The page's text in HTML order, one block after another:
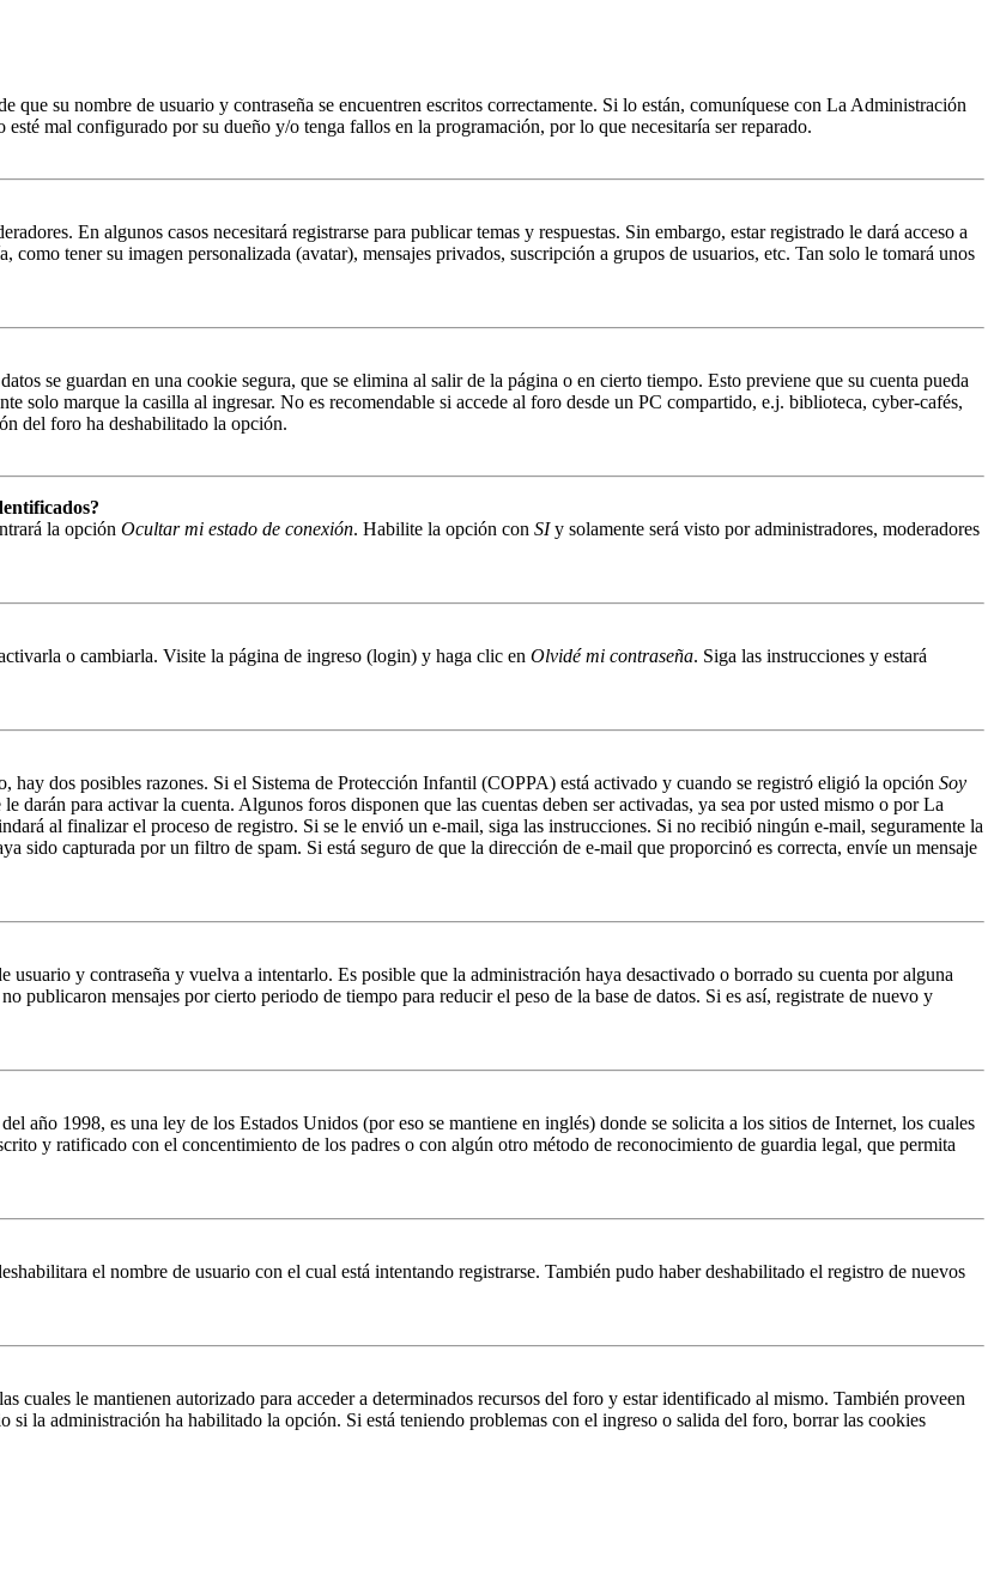
que su nombre de usuario y contraseña se encuentren escritos correctamente. Si lo están, comuníquese con La Administración
mal configurado por su dueño y/o tenga fallos en la programación, por lo que necesitaría ser reparado.
En algunos casos necesitará registrarse para publicar temas y respuestas. Sin embargo, estar registrado le dará acceso a
tener su imagen personalizada (avatar), mensajes privados, suscripción a grupos de usuarios, etc. Tan solo le tomará unos
se guardan en una cookie segura, que se elimina al salir de la página o en cierto tiempo. Esto previene que su cuenta pueda
solo marque la casilla al ingresar. No es recomendable si accede al foro desde un PC compartido, e.j. biblioteca, cyber-cafés,
del foro ha deshabilitado la opción.
la opción Ocultar mi estado de conexión. Habilite la opción con SIy solamente será visto por administradores, moderadores
o cambiarla. Visite la página de ingreso (login) y haga clic en Olvidé mi contraseña. Siga las instrucciones y estará
hay dos posibles razones. Si el Sistema de Protección Infantil (COPPA) está activado y cuando se registró eligió la opción Soy
darán para activar la cuenta. Algunos foros disponen que las cuentas deben ser activadas, ya sea por usted mismo o por La
al finalizar el proceso de registro. Si se le envió un e-mail, siga las instrucciones. Si no recibió ningún e-mail, seguramente la
sido capturada por un filtro de spam. Si está seguro de que la dirección de e-mail que proporcinó es correcta, envíe un mensaje
usuario y contraseña y vuelva a intentarlo. Es posible que la administración haya desactivado o borrado su cuenta por alguna
publicaron mensajes por cierto periodo de tiempo para reducir el peso de la base de datos. Si es así, registrate de nuevo y
año 1998, es una ley de los Estados Unidos (por eso se mantiene en inglés) donde se solicita a los sitios de Internet, los cuales
y ratificado con el concentimiento de los padres o con algún otro método de reconocimiento de guardia legal, que permita
el nombre de usuario con el cual está intentando registrarse. También pudo haber deshabilitado el registro de nuevos
cuales le mantienen autorizado para acceder a determinados recursos del foro y estar identificado al mismo. También proveen
la administración ha habilitado la opción. Si está teniendo problemas con el ingreso o salida del foro, borrar las cookies